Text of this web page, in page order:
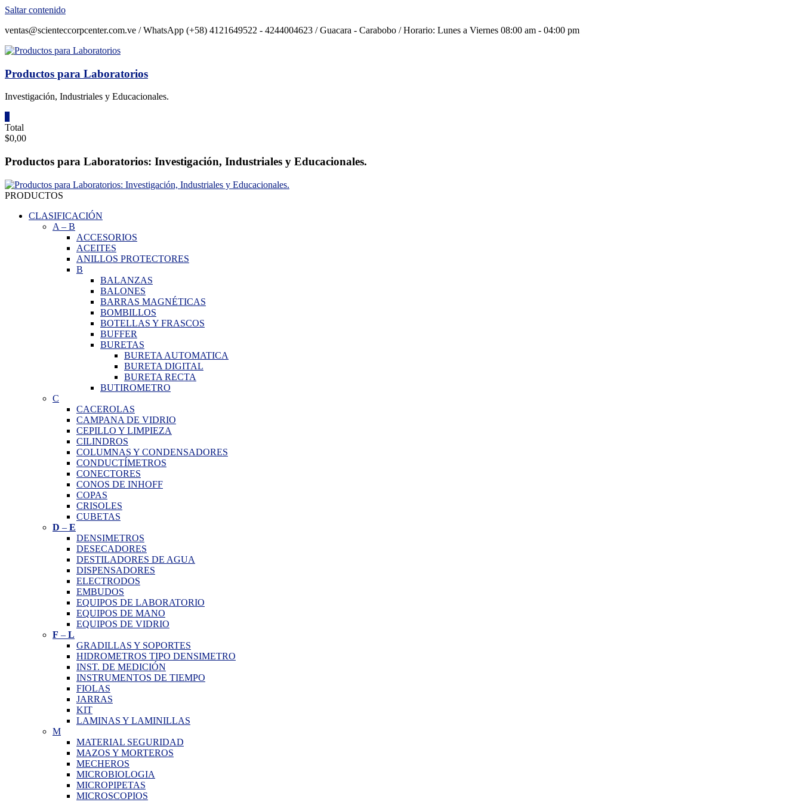
Saltar contenido
ventas@scienteccorpcenter.com.ve / WhatsApp (+58) 4121649522 - 4244004623 / Guacara - Carabobo / Horario: Lunes a Viernes 08:00 am - 04:00 pm
Productos para Laboratorios
Investigación, Industriales y Educacionales.
Total
$0,00
Productos para Laboratorios: Investigación, Industriales y Educacionales.
PRODUCTOS
CLASIFICACIÓN
A – B
ACCESORIOS
ACEITES
ANILLOS PROTECTORES
B
BALANZAS
BALONES
BARRAS MAGNÉTICAS
BOMBILLOS
BOTELLAS Y FRASCOS
BUFFER
BURETAS
BURETA AUTOMATICA
BURETA DIGITAL
BURETA RECTA
BUTIROMETRO
C
CACEROLAS
CAMPANA DE VIDRIO
CEPILLO Y LIMPIEZA
CILINDROS
COLUMNAS Y CONDENSADORES
CONDUCTÍMETROS
CONECTORES
CONOS DE INHOFF
COPAS
CRISOLES
CUBETAS
D – E
DENSIMETROS
DESECADORES
DESTILADORES DE AGUA
DISPENSADORES
ELECTRODOS
EMBUDOS
EQUIPOS DE LABORATORIO
EQUIPOS DE MANO
EQUIPOS DE VIDRIO
F – L
GRADILLAS Y SOPORTES
HIDROMETROS TIPO DENSIMETRO
INST. DE MEDICIÓN
INSTRUMENTOS DE TIEMPO
FIOLAS
JARRAS
KIT
LAMINAS Y LAMINILLAS
M
MATERIAL SEGURIDAD
MAZOS Y MORTEROS
MECHEROS
MICROBIOLOGIA
MICROPIPETAS
MICROSCOPIOS